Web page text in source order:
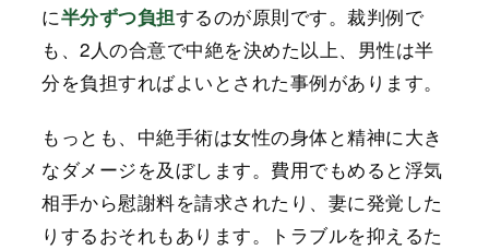
に半分ずつ負担するのが原則です。裁判例で
も、2人の合意で中絶を決めた以上、男性は半
分を負担すればよいとされた事例があります。
もっとも、中絶手術は女性の身体と精神に大き
なダメージを及ぼします。費用でもめると浮気
相手から慰謝料を請求されたり、妻に発覚した
りするおそれもあります。トラブルを抑えるた